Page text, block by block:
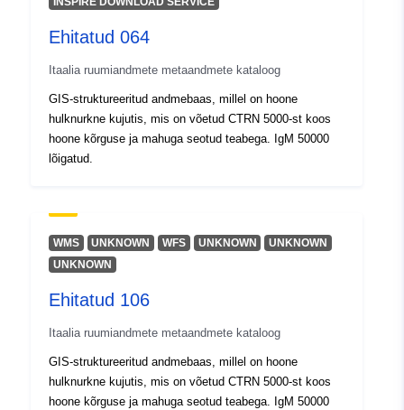
Ehitatud 064
Itaalia ruumiandmete metaandmete kataloog
GIS-struktureeritud andmebaas, millel on hoone
hulknurkne kujutis, mis on võetud CTRN 5000-st koos
hoone kõrguse ja mahuga seotud teabega. IgM 50000
lõigatud.
WMS UNKNOWN WFS UNKNOWN
UNKNOWN
UNKNOWN
Ehitatud 106
Itaalia ruumiandmete metaandmete kataloog
GIS-struktureeritud andmebaas, millel on hoone
hulknurkne kujutis, mis on võetud CTRN 5000-st koos
hoone kõrguse ja mahuga seotud teabega. IgM 50000